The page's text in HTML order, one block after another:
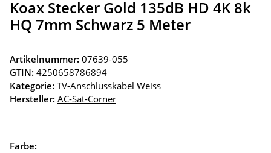
Koax Stecker Gold 135dB HD 4K 8k
HQ 7mm Schwarz 5 Meter
Artikelnummer: 07639-055
GTIN: 4250658786894
Kategorie: TV-Anschlusskabel Weiss
Hersteller: AC-Sat-Corner
Farbe: